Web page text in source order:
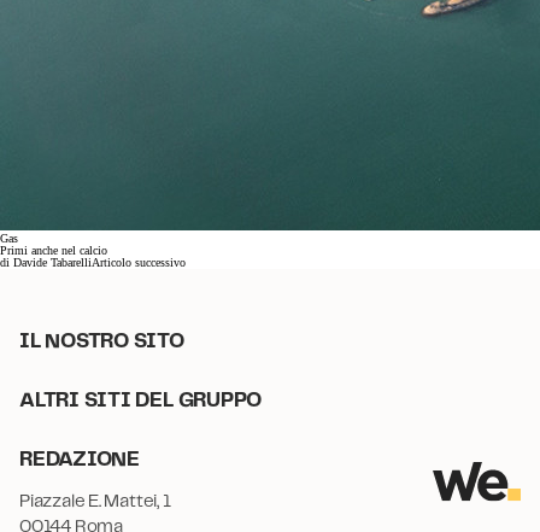
Gas
Primi anche nel calcio
di Davide TabarelliArticolo successivo
IL NOSTRO SITO
ALTRI SITI DEL GRUPPO
REDAZIONE
Piazzale E. Mattei, 1
00144 Roma